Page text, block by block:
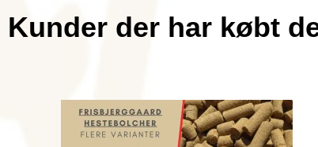
Kunder der har købt